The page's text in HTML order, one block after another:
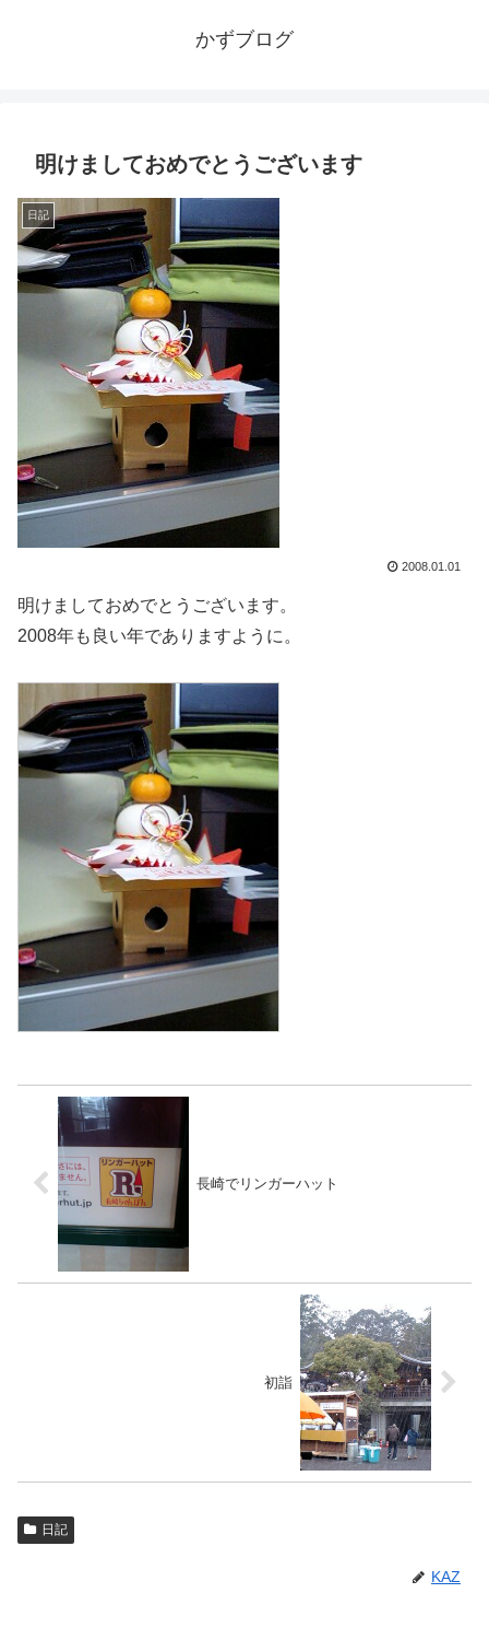
かずブログ
明けましておめでとうございます
日記
2008.01.01
明けましておめでとうございます。
2008年も良い年でありますように。
長崎でリンガーハット
初詣
日記
KAZ